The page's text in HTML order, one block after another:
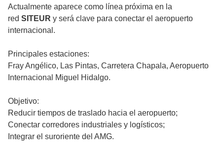
Actualmente aparece como línea próxima en la
red SITEUR y será clave para conectar el aeropuerto
internacional.
Principales estaciones:
Fray Angélico, Las Pintas, Carretera Chapala, Aeropuerto
Internacional Miguel Hidalgo.
Objetivo:
Reducir tiempos de traslado hacia el aeropuerto;
Conectar corredores industriales y logísticos;
Integrar el suroriente del AMG.